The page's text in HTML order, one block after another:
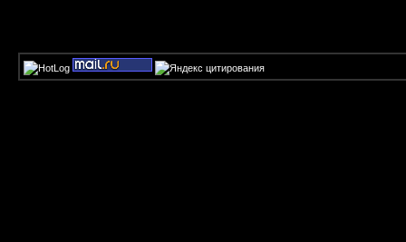
Полоса частот: 7 или 8 МГц.